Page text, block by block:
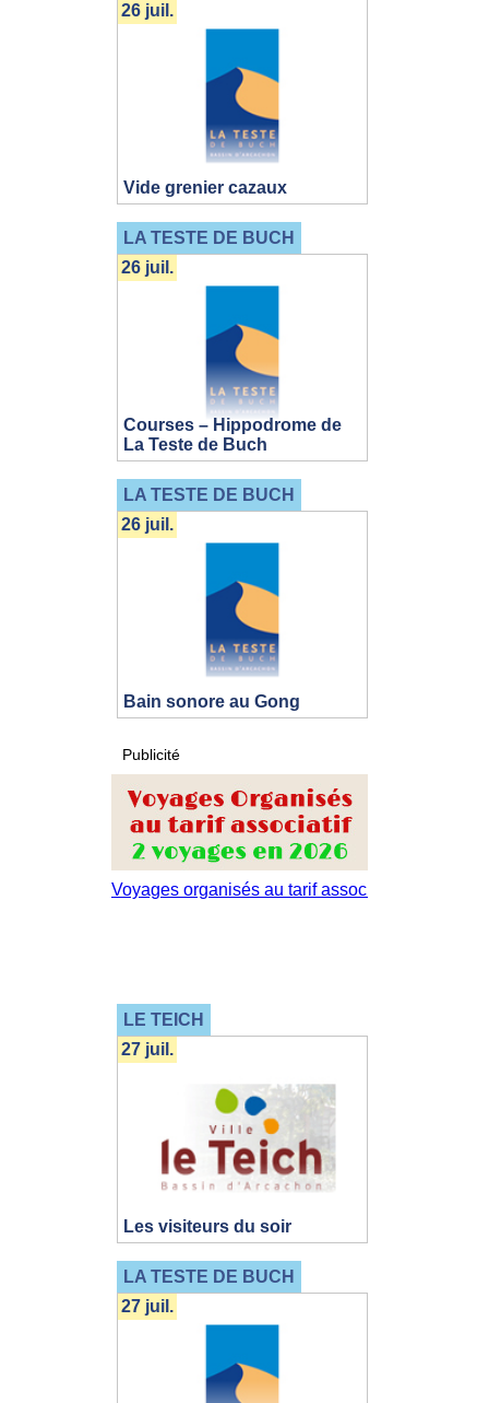
Vide grenier cazaux
26 juil.
LA TESTE DE BUCH
Courses – Hippodrome de
La Teste de Buch
26 juil.
LA TESTE DE BUCH
Bain sonore au Gong
26 juil.
Publicité
LE TEICH
Les visiteurs du soir
27 juil.
LA TESTE DE BUCH
27 juil.